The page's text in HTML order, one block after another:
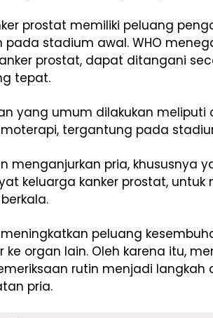
prostat memiliki peluang
stadium awal. WHO
prostat, dapat ditangani
tepat.
yang umum dilakukan meliputi
tergantung pada
menganjurkan pria, khususnya
keluarga kanker prostat, untuk
peluang
ke organ lain. Oleh karena itu,
rutin menjadi
pria.